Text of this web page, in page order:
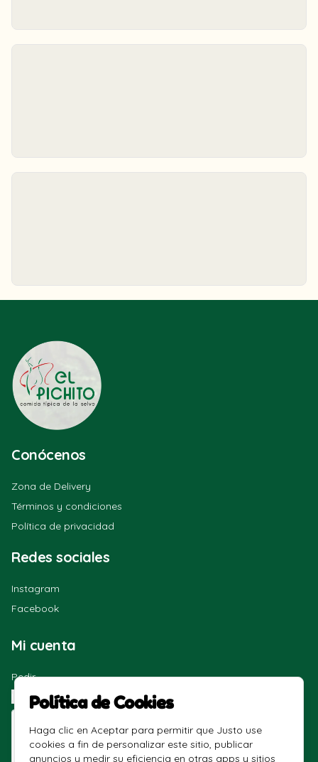
Conócenos
Zona de Delivery
Términos y condiciones
Política de privacidad
Redes sociales
Instagram
Facebook
Mi cuenta
Pedir
Iniciar sesión
Política de Cookies
Haga clic en Aceptar para permitir que Justo use
cookies a fin de personalizar este sitio, publicar
anuncios y medir su eficiencia en otras apps y sitios